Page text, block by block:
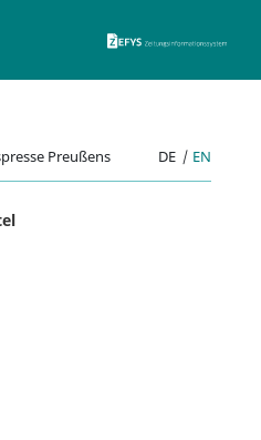
Preußens DE | EN